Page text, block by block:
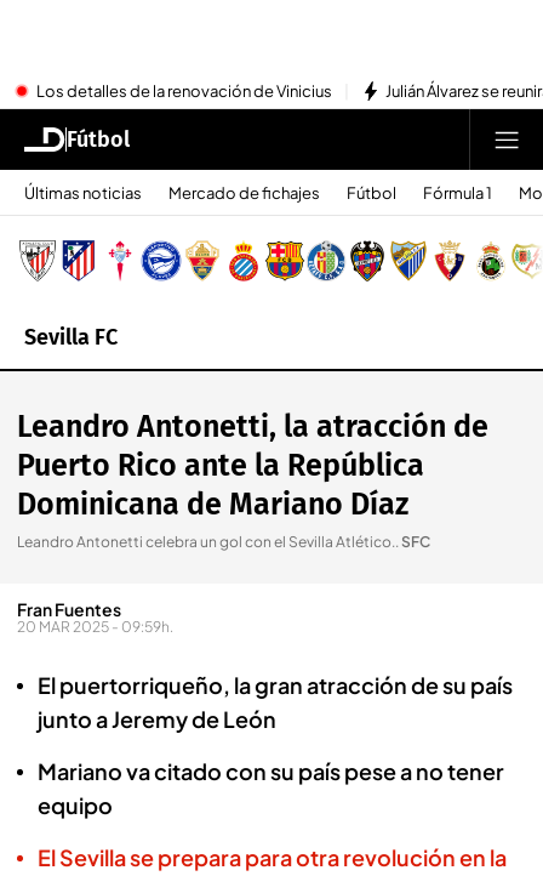
Los detalles de la renovación de Vinicius Julián Álvarez se
Fútbol
Últimas noticias Mercado de fichajes Fútbol Fórmula 1
Sevilla FC
Leandro Antonetti, la atracción de
Puerto Rico ante la República
Dominicana de Mariano Díaz
Leandro Antonetti celebra un gol con el Sevilla Atlético..SFC
Fran Fuentes
20 MAR 2025 - 09:59h.
El puertorriqueño, la gran atracción de su país
junto a Jeremy de León
Mariano va citado con su país pese a no tener
equipo
El Sevilla se prepara para otra revolución en la